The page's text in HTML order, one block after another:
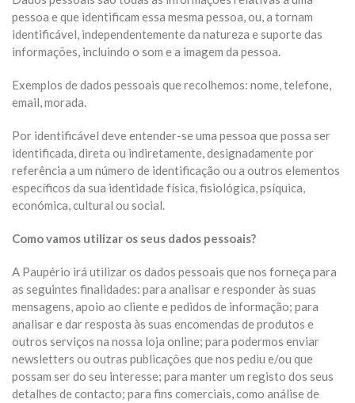
pessoa e que identificam essa mesma pessoa, ou, a tornam
identificável, independentemente da natureza e suporte das
informações, incluindo o som e a imagem da pessoa.
Exemplos de dados pessoais que recolhemos: nome, telefone,
email, morada.
Por identificável deve entender-se uma pessoa que possa ser
identificada, direta ou indiretamente, designadamente por
referência a um número de identificação ou a outros elementos
específicos da sua identidade física, fisiológica, psíquica,
económica, cultural ou social.
Como vamos utilizar os seus dados pessoais?
A Paupério irá utilizar os dados pessoais que nos forneça para
as seguintes finalidades: para analisar e responder às suas
mensagens, apoio ao cliente e pedidos de informação; para
analisar e dar resposta às suas encomendas de produtos e
outros serviços na nossa loja online; para podermos enviar
newsletters ou outras publicações que nos pediu e/ou que
possam ser do seu interesse; para manter um registo dos seus
detalhes de contacto; para fins comerciais, como análise de